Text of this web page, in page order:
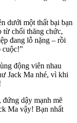
dưới một thất bại bạn
từ chối thăng chức,
đang lỗ nặng – rồi
cuộc!”
động viên nhau
Jack Ma nhé, vì khi
đứng dậy mạnh mẽ
Ma vậy! Bạn nhất